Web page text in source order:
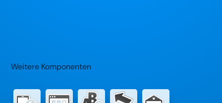
Weitere Komponenten